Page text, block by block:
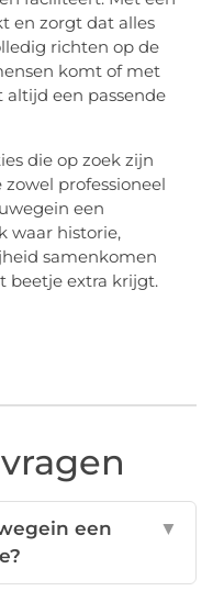
en zorgt dat alles
richten op de
komt of met
een passende
die op zoek zijn
professioneel
een
waar historie,
samenkomen
beetje extra krijgt.
een
▼